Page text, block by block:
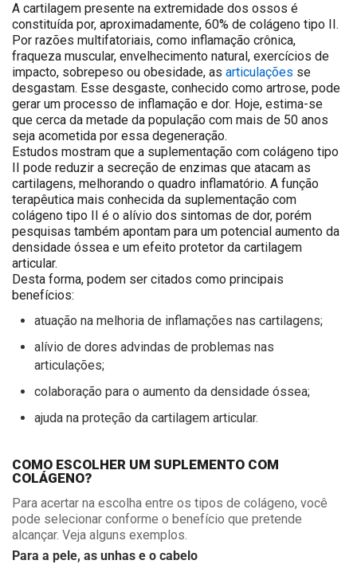
A cartilagem presente na extremidade dos ossos é
constituída por, aproximadamente, 60% de colágeno tipo II.
Por razões multifatoriais, como inflamação crônica,
fraqueza muscular, envelhecimento natural, exercícios de
impacto, sobrepeso ou obesidade, as articulações se
desgastam. Esse desgaste, conhecido como artrose, pode
gerar um processo de inflamação e dor. Hoje, estima-se
que cerca da metade da população com mais de 50 anos
seja acometida por essa degeneração.
Estudos mostram que a suplementação com colágeno tipo
II pode reduzir a secreção de enzimas que atacam as
cartilagens, melhorando o quadro inflamatório. A função
terapêutica mais conhecida da suplementação com
colágeno tipo II é o alívio dos sintomas de dor, porém
pesquisas também apontam para um potencial aumento da
densidade óssea e um efeito protetor da cartilagem
articular.
Desta forma, podem ser citados como principais
benefícios:
atuação na melhoria de inflamações nas cartilagens;
alívio de dores advindas de problemas nas
articulações;
colaboração para o aumento da densidade óssea;
ajuda na proteção da cartilagem articular.
COMO ESCOLHER UM SUPLEMENTO COM
COLÁGENO?
Para acertar na escolha entre os tipos de colágeno, você
pode selecionar conforme o benefício que pretende
alcançar. Veja alguns exemplos.
Para a pele, as unhas e o cabelo